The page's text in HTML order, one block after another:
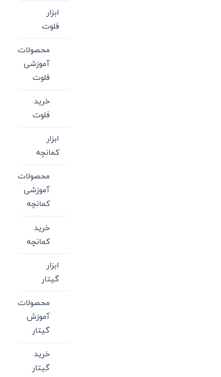
ابزار
فلوت
محصولات
آموزشی
فلوت
خرید
فلوت
ابزار
کمانچه
محصولات
آموزشی
کمانچه
خرید
کمانچه
ابزار
گیتار
محصولات
آموزش
گیتار
خرید
گیتار